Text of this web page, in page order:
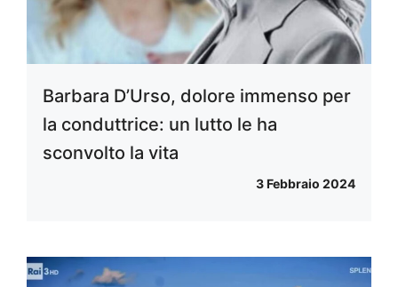
Barbara D’Urso, dolore immenso per
la conduttrice: un lutto le ha
sconvolto la vita
3 Febbraio 2024